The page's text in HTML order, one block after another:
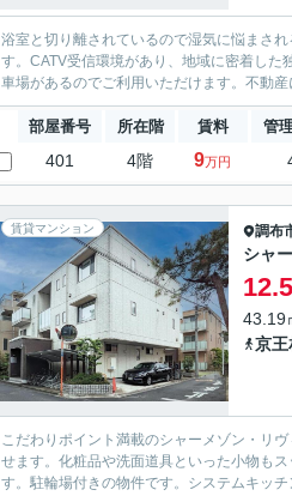
浴室と切り離されているので湿気に悩まさ
す。CATV受信環境があり、地域に密着し
車場があるのでご利用いただけます。不動
部屋番号 所在階 賃料 管
401 4階 9万円
賃貸マンション 調布
シャ
12.5
43.19
京王
こだわりポイント満載のシャーメゾン・リ
せます。化粧品や洗面道具といった小物も
す。駐輪場付きの物件です。システムキッ